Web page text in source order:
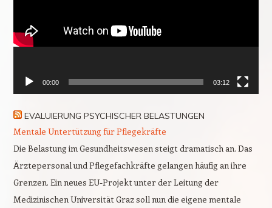
00:00 03:12
EVALUIERUNG PSYCHISCHER BELASTUNGEN
Mentale Untertützung für Pflegekräfte
Die Belastung im Gesundheitswesen steigt dramatisch an. Das
Ärztepersonal und Pflegefachkräfte gelangen häufig an ihre
Grenzen. Ein neues EU-Projekt unter der Leitung der
Medizinischen Universität Graz soll nun die eigene mentale